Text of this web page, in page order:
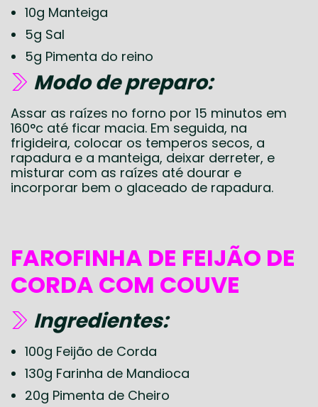
10g Manteiga
5g Sal
5g Pimenta do reino
Modo de preparo:
Assar as raízes no forno por 15 minutos em
160°c até ficar macia. Em seguida, na
frigideira, colocar os temperos secos, a
rapadura e a manteiga, deixar derreter, e
misturar com as raízes até dourar e
incorporar bem o glaceado de rapadura.
FAROFINHA DE FEIJÃO DE
CORDA COM COUVE
Ingredientes:
100g Feijão de Corda
130g Farinha de Mandioca
20g Pimenta de Cheiro